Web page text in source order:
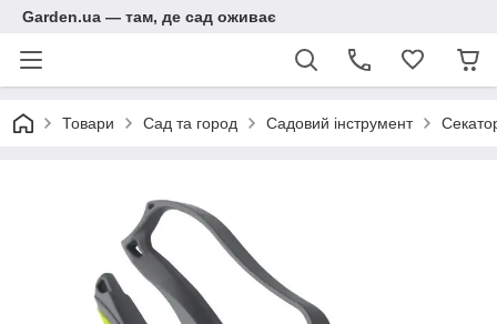
Garden.ua — там, де сад оживає
Товари Сад та город Садовий інструмент